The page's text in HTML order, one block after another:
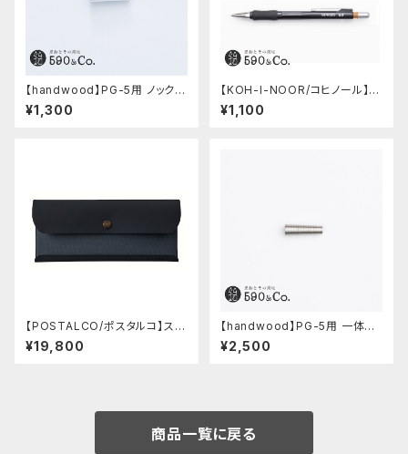
【handwood】PG-5用 ノック部
カバー (超超ジュラルミン)
¥1,300
【KOH-I-NOOR/コヒノール】M
ephisto profi 5035シャープ
ペンシル(0.5mm)
¥1,100
【POSTALCO/ポスタルコ】スナ
ップペンケース (Navy Blue)
¥19,800
【handwood】PG-5用 一体型
ノック部カバー (グルーブ/ステン
レス)
¥2,500
商品一覧に戻る